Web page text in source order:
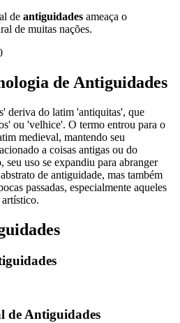
de antiguidades ameaça o
de muitas nações.
de Antiguidades
deriva do latim 'antiquitas', que
ou 'velhice'. O termo entrou para o
medieval, mantendo seu
a coisas antigas ou do
seu uso se expandiu para abranger
de antiguidade, mas também
passadas, especialmente aqueles
de Antiguidades